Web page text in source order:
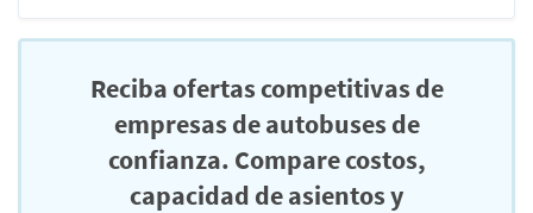
Reciba ofertas competitivas de
empresas de autobuses de
confianza. Compare costos,
capacidad de asientos y